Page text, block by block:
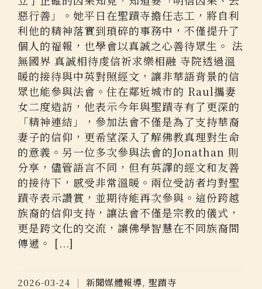
惡行善」。她平日在聖蹟寺擔任志工，將自利
利他的精神落實到瑣碎的事務中，不僅提升了
個人的福報，也學會以真誠之心善待眾生。 法
無國界 真誠相待虔信祈求樂相融 寺院透過溫
暖的接待與中英對照經文，讓非華語背景的信
眾也能參與法會。住在鄰近城市的 Raul攜妻
女二度造訪，他表示今年與聖蹟寺有了更深的
「精神連結」，參加法會不僅是為了支持華裔
妻子的信仰，更希望深入了解佛教真理對生命
的意義。另一位多次參與法會的Jonathan 則
分享，儘管語言不同，但有英譯的經文和友善
的接待下，感受非常溫暖。兩位受訪者均對聖
蹟寺表示讚賞，並期待能再次參與。這份跨越
族裔的信仰支持，讓法會不僅是宗教的儀式，
更是跨文化的交流，讓佛學智慧在不同族裔間
傳遞。 [...]
2026-03-24 新聞媒體報導, 聖蹟寺